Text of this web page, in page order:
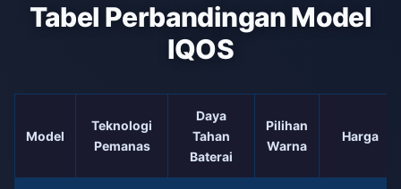
Tabel Perbandingan Model
IQOS
Model
Teknologi
Pemanas
Daya
Tahan
Baterai
Pilihan
Warna
Harga